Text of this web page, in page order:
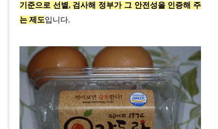
기준으로 선별, 검사해 정부가 그 안전성을 인증해 주
는 제도입니다.